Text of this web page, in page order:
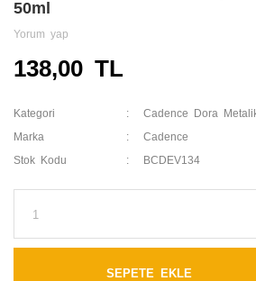
50ml
Yorum yap
138,00 TL
Kategori Cadence Dora
Marka Cadence
Stok Kodu BCDEV134
SEPETE EKLE